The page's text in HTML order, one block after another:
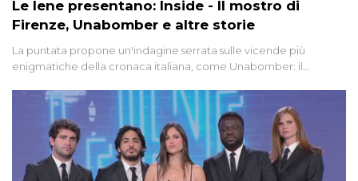
Le Iene presentano: Inside - Il mostro di
Firenze, Unabomber e altre storie
La puntata propone un'indagine serrata sulle vicende più
enigmatiche della cronaca italiana, come Unabomber: il
'90 e il 2000 che, inquietantemente, potrebbe essere ancora in
libertà. Lo speciale affronta inoltre le zone d'ombra sul Mostro di
Firenze, le cui responsabilità appaiono ancora oggi avvolte in un
groviglio di dubbi mai chiariti. Nel corso dello speciale anche
l'intervista inedita a Olindo Romano, realizzata ne...